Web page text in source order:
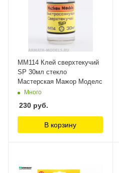
MM114 Клей сверхтекучий
SP 30мл стекло
Мастерская Мажор Моделс
Много
230 руб.
В корзину